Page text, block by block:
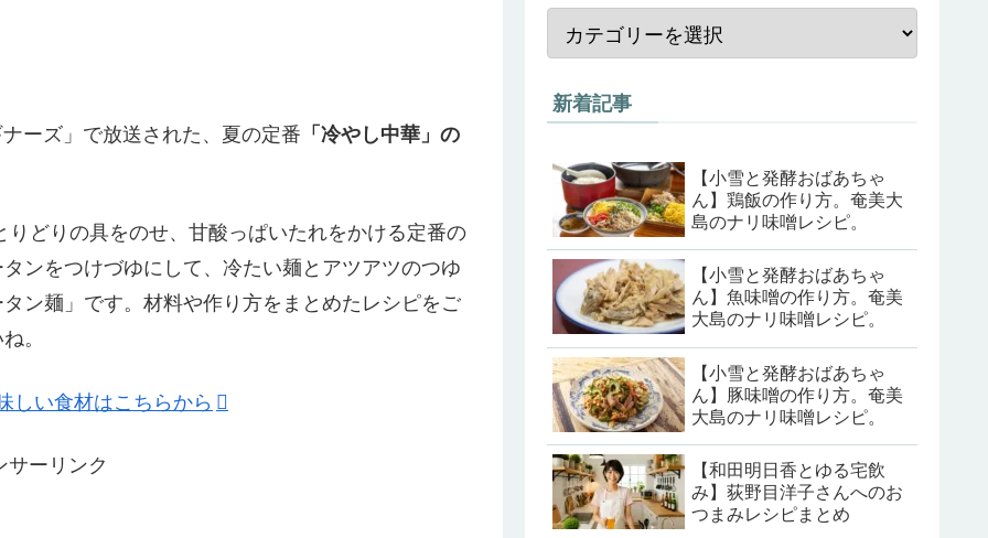
ーズ」で放送された、夏の定番 「冷やし中華」の
どりの具をのせ、甘酸っぱいたれをかける定番の
ンをつけづゆにして、冷たい麺とアツアツのつゆ
ン麺」です。材料や作り方をまとめたレシピをご
。
しい食材はこちらから
サーリンク
新着記事
【小雪と発酵おばあちゃ
ん】鶏飯の作り方。奄美大
島のナリ味噌レシピ。
【小雪と発酵おばあちゃ
ん】魚味噌の作り方。奄美
大島のナリ味噌レシピ。
【小雪と発酵おばあちゃ
ん】豚味噌の作り方。奄美
大島のナリ味噌レシピ。
【和田明日香とゆる宅飲
み】荻野目洋子さんへのお
つまみレシピまとめ